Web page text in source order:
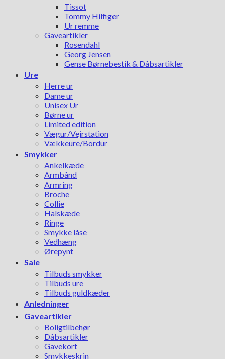
Tissot
Tommy Hilfiger
Ur remme
Gaveartikler
Rosendahl
Georg Jensen
Gense Børnebestik & Dåbsartikler
Ure
Herre ur
Dame ur
Unisex Ur
Børne ur
Limited edition
Vægur/Vejrstation
Vækkeure/Bordur
Smykker
Ankelkæde
Armbånd
Armring
Broche
Collie
Halskæde
Ringe
Smykke låse
Vedhæng
Ørepynt
Sale
Tilbuds smykker
Tilbuds ure
Tilbuds guldkæder
Anledninger
Gaveartikler
Boligtilbehør
Dåbsartikler
Gavekort
Smykkeskrin